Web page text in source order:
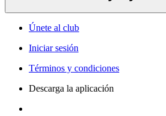
Únete al club
Iniciar sesión
Términos y condiciones
Descarga la aplicación